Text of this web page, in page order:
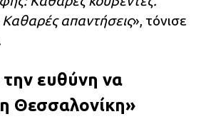
απαντήσεις», τόνισε
ευθύνη να
Θεσσαλονίκη»